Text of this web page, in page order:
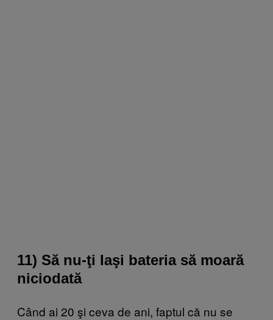
11) Să nu-ţi laşi bateria să moară
niciodată
Când ai 20 şi ceva de ani, faptul că nu se